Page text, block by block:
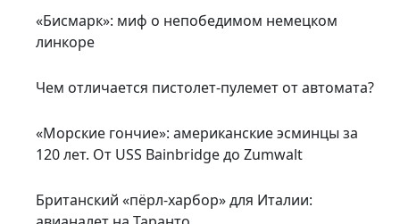
«Бисмарк»: миф о непобедимом немецком
линкоре
Чем отличается пистолет-пулемет от автомата?
«Морские гончие»: американские эсминцы за
120 лет. От USS Bainbridge до Zumwalt
Британский «пёрл-харбор» для Италии: